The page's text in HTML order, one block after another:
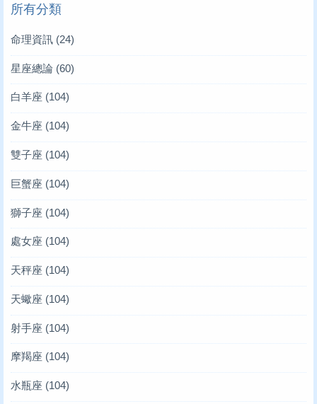
所有分類
命理資訊 (24)
星座總論 (60)
白羊座 (104)
金牛座 (104)
雙子座 (104)
巨蟹座 (104)
獅子座 (104)
處女座 (104)
天秤座 (104)
天蠍座 (104)
射手座 (104)
摩羯座 (104)
水瓶座 (104)